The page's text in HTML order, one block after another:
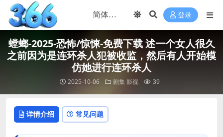
登录
螳螂-2025-恐怖/惊悚-免费下载 述一个女人很久
之前因为是连环杀人犯被收监，然后有人开始模
仿她进行连环杀人
2025-10-06 剧集 影视 39
详情介绍 常见问题